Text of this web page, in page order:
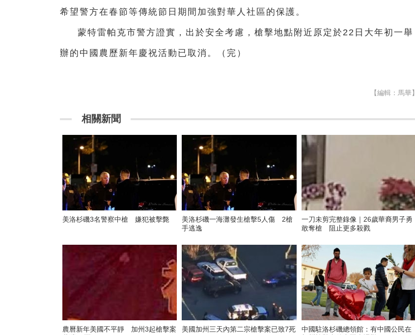
希望警方在春節等傳統節日期間加強對華人社區的保護。
蒙特雷帕克市警方證實，出於安全考慮，槍擊地點附近原定於22日大年初一舉
辦的中國農歷新年慶祝活動已取消。（完）
【編輯：馬華】
相關新聞
美洛杉磯3名警察中槍 嫌犯被擊斃
美洛杉磯一海灘發生槍擊5人傷 2槍
手逃逸
一刀未剪完整錄像｜26歲華裔男子勇
敢奪槍 阻止更多殺戮
農曆新年美國不平靜 加州3起槍擊案
美國加州三天內第二宗槍擊案已致7死
中國駐洛杉磯總領館：有中國公民在